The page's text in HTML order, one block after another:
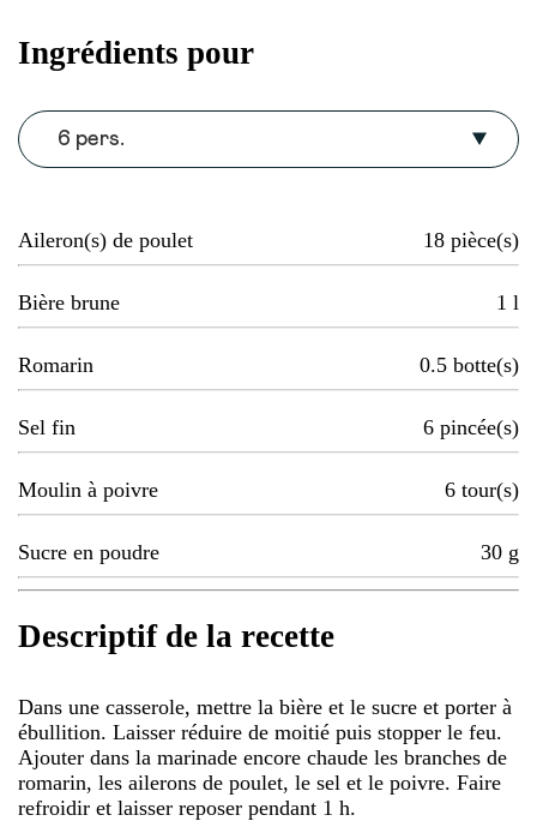
Ingrédients pour
6 pers.
Aileron(s) de poulet 18 pièce(s)
Bière brune 1 l
Romarin 0.5 botte(s)
Sel fin 6 pincée(s)
Moulin à poivre 6 tour(s)
Sucre en poudre 30 g
Descriptif de la recette
Dans une casserole, mettre la bière et le sucre et porter à
ébullition. Laisser réduire de moitié puis stopper le feu.
Ajouter dans la marinade encore chaude les branches de
romarin, les ailerons de poulet, le sel et le poivre. Faire
refroidir et laisser reposer pendant 1 h.